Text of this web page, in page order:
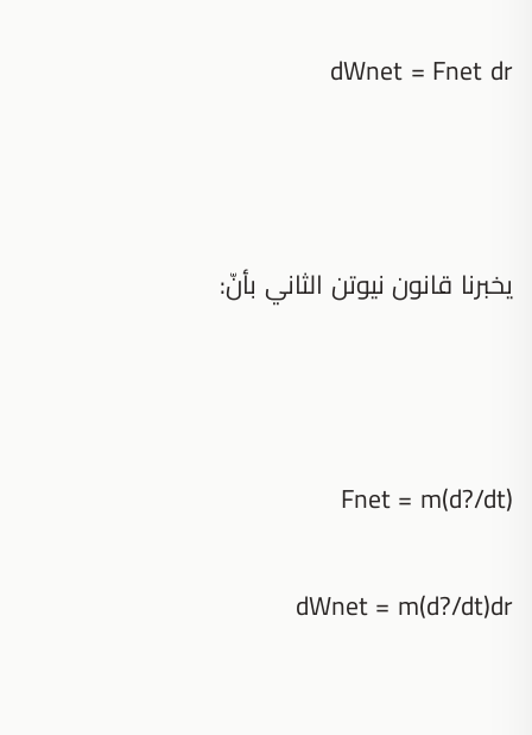
dWnet = Fnet dr
يخبرنا قانون نيوتن الثاني بأنّ:
Fnet = m(d?/dt)
dWnet = m(d?/dt)dr